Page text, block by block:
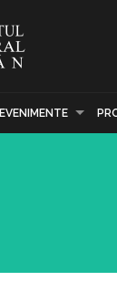
EVENIMENTE